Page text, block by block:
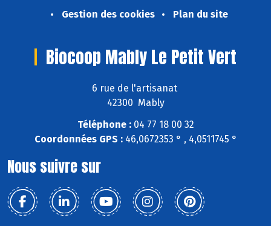
Gestion des cookies
Plan du site
Biocoop Mably Le Petit Vert
6 rue de l'artisanat
42300 Mably
Téléphone :04 77 18 00 32
Coordonnées GPS :46,0672353 ° , 4,0511745 °
Nous suivre sur